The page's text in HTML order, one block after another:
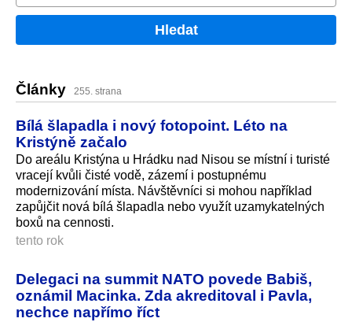
Hledat
Články 255. strana
Bílá šlapadla i nový fotopoint. Léto na
Kristýně začalo
Do areálu Kristýna u Hrádku nad Nisou se místní i turisté
vracejí kvůli čisté vodě, zázemí i postupnému
modernizování místa. Návštěvníci si mohou například
zapůjčit nová bílá šlapadla nebo využít uzamykatelných
boxů na cennosti.
tento rok
Delegaci na summit NATO povede Babiš,
oznámil Macinka. Zda akreditoval i Pavla,
nechce napřímo říct